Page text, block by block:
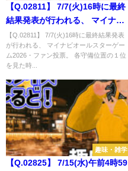
【Q.02811】 7/7(火)16時に最終
結果発表が行われる、 マイナビ
オールスターゲーム2026・ファ
ン投票。 各守備位置の１位を見
た時、最も選出される選手の多
【Q.02811】 7/7(火)16時に最終結果発表
が行われる、 マイナビオールスターゲー
ム2026・ファン投票。 各守備位置の１位
を見た時...
趣味・雑学
【Q.02825】 7/15(水)午前4時59